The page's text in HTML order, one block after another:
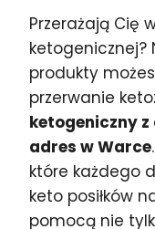
Przerażają Cię
ketogenicznej?
produkty
przerwanie
ketogeniczny
adres w Warce
które każdego
keto posiłków
pomocą nie